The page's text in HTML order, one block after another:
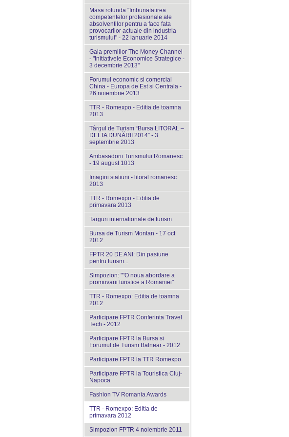
Masa rotunda "Imbunatatirea
competentelor profesionale ale
absolventilor pentru a face fata
provocarilor actuale din industria
turismului" - 22 ianuarie 2014
Gala premiilor The Money Channel
- "Initiativele Economice Strategice -
3 decembrie 2013"
Forumul economic si comercial
China - Europa de Est si Centrala -
26 noiembrie 2013
TTR - Romexpo - Editia de toamna
2013
Târgul de Turism “Bursa LITORAL –
DELTA DUNĂRII 2014” - 3
septembrie 2013
Ambasadorii Turismului Romanesc
- 19 august 1013
Imagini statiuni - litoral romanesc
2013
TTR - Romexpo - Editia de
primavara 2013
Targuri internationale de turism
Bursa de Turism Montan - 17 oct
2012
FPTR 20 DE ANI: Din pasiune
pentru turism...
Simpozion: ""O noua abordare a
promovarii turistice a Romaniei"
TTR - Romexpo: Editia de toamna
2012
Participare FPTR Conferinta Travel
Tech - 2012
Participare FPTR la Bursa si
Forumul de Turism Balnear - 2012
Participare FPTR la TTR Romexpo
Participare FPTR la Touristica Cluj-
Napoca
Fashion TV Romania Awards
TTR - Romexpo: Editia de
primavara 2012
Simpozion FPTR 4 noiembrie 2011